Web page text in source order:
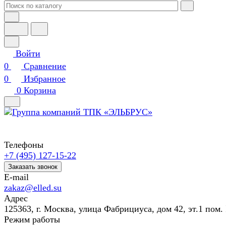
Войти
0
Сравнение
0
Избранное
0 Корзина
Телефоны
+7 (495) 127-15-22
Заказать звонок
E-mail
zakaz@elled.su
Адрес
125363, г. Москва, улица Фабрициуса, дом 42, эт.1
Режим работы